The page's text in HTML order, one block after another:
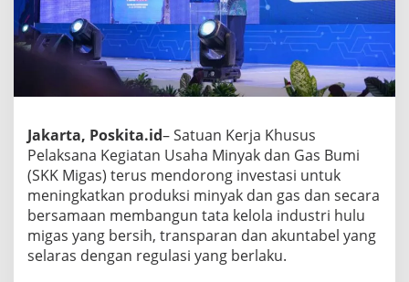
Jakarta, Poskita.id– Satuan Kerja Khusus
Pelaksana Kegiatan Usaha Minyak dan Gas Bumi
(SKK Migas) terus mendorong investasi untuk
meningkatkan produksi minyak dan gas dan secara
bersamaan membangun tata kelola industri hulu
migas yang bersih, transparan dan akuntabel yang
selaras dengan regulasi yang berlaku.